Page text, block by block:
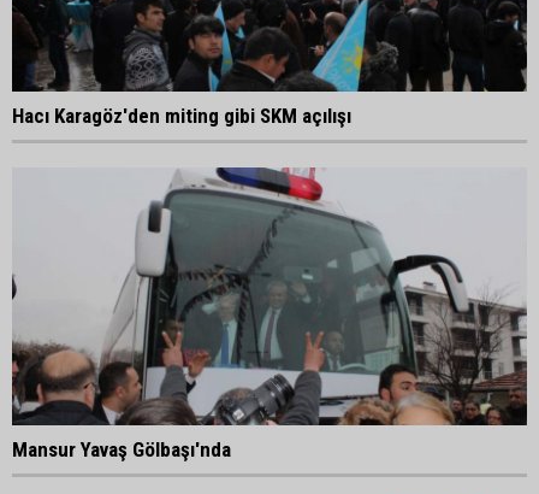
Hacı Karagöz'den miting gibi SKM açılışı
Mansur Yavaş Gölbaşı'nda